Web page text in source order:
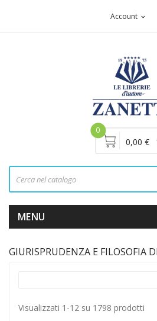
Account expand_more
0
0,00 €
MENU
GIURISPRUDENZA E FILOSOFIA
Visualizzati 1-12 su 1798 prodotti